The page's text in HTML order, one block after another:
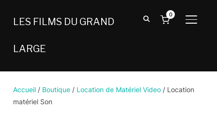
LES FILMS DU GRAND
LARGE
0
Accueil/ Boutique/ Location de Matériel Video/ Location
matériel Son